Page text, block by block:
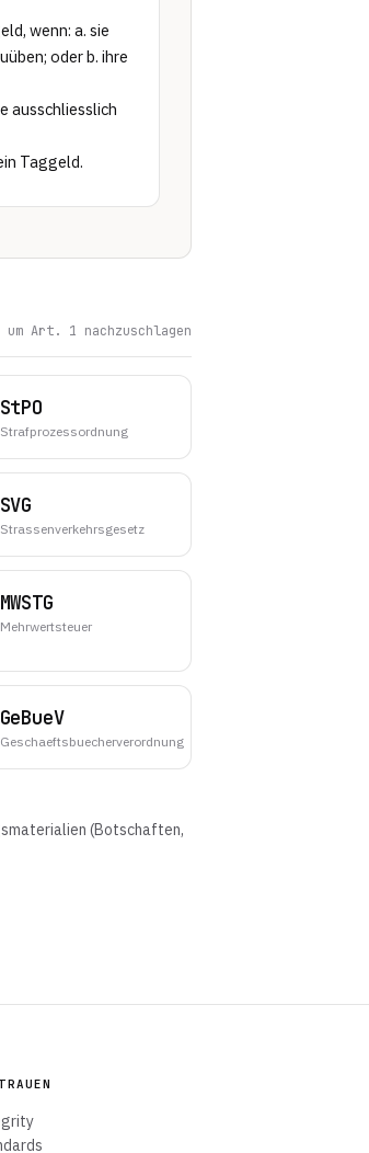
wenn: a. sie
oder b. ihre
ausschliesslich
Taggeld.
Art. 1 nachzuschlagen
StPO
Strafprozessordnung
SVG
Strassenverkehrsgesetz
MWSTG
Mehrwertsteuer
GeBueV
Geschaeftsbuecherverordnung
(Botschaften,